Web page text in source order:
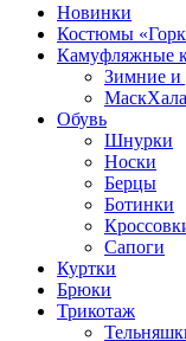
Новинки
Костюмы
Камуфляжные
Зимние и
Обувь
Шнурки
Носки
Берцы
Ботинки
Сапоги
Куртки
Брюки
Трикотаж